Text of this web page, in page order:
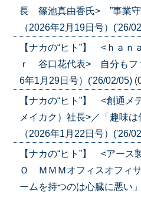
長 篠池真由香氏> ”事業守
（2026年2月19日号）('26/
【ナカの“ヒト”】 <ｈａ
ｒ 谷口花代表> 自分もフ
6年1月29日号）('26/02/05)
【ナカの“ヒト”】 <創通
メイカク）社長>／「趣味
（2026年1月22日号）('26/
【ナカの“ヒト”】 <アー
Ｏ ＭＭＭオフィスオフ
ームを持つのは心臓に悪い